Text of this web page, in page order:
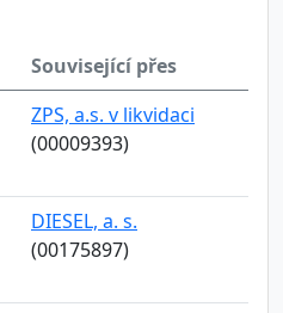
Související přes
ZPS, a.s. v likvidaci
(00009393)
DIESEL, a. s.
(00175897)